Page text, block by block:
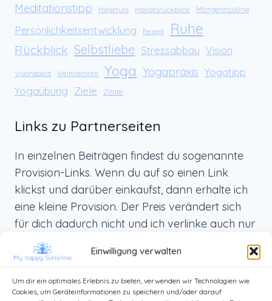
Einwilligung verwalten
Um dir ein optimales Erlebnis zu bieten, verwenden wir Technologien wie
Cookies, um Geräteinformationen zu speichern und/oder darauf
Meditationstipp Mitgefühl Monatsrückblick Morgenroutine
Persönlichkeitsentwicklung Rezept Ruhe
Rückblick Selbstliebe Stressabbau Vision
Visionboard Weihnachten Yoga Yogapraxis Yogatipp
Yogaübung Ziele Zitate
Links zu Partnerseiten
In einzelnen Beiträgen findest du sogenannte
Provision-Links. Wenn du auf so einen Link
klickst und darüber einkaufst, dann erhalte ich
eine kleine Provision. Der Preis verändert sich
für dich dadurch nicht und ich verlinke auch nur
Produkte, die ich selbst benutze und die ich dir
von ganzem Herzen weiterempfehlen kann.